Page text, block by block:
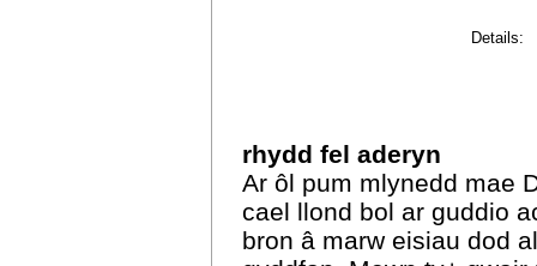
Details:
rhydd fel aderyn
Ar ôl pum mlynedd mae
cael llond bol ar guddio
bron â marw eisiau dod